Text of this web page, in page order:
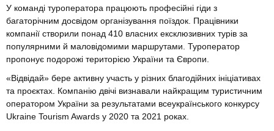
У команді туроператора працюють професійні гіди з
багаторічним досвідом організування поїздок. Працівники
компанії створили понад 410 власних ексклюзивних турів за
популярними й маловідомими маршрутами. Туроператор
пропонує подорожі територією України та Європи.
«Відвідай» бере активну участь у різних благодійних ініціативах
та проєктах. Компанію двічі визнавали найкращим туристичним
оператором України за результатами всеукраїнського конкурсу
Ukraine Tourism Awards у 2020 та 2021 роках.